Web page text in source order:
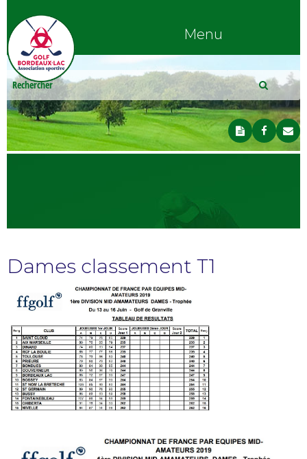
Menu
Dames classement T1